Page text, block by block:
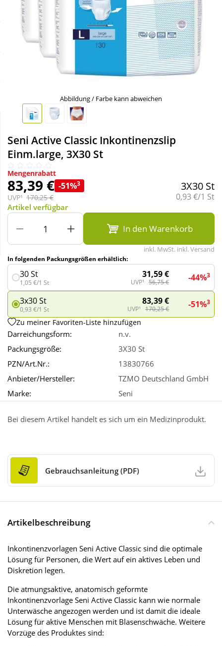
Sale
Schnäppchen
Täglich gut versorgt
Körperpflege & Kosmetik
Liebe & Erotik
Mutter & Kind
Nahrungsergänzung
Sanitätshaus
Sport & Fitness
Wellness
Abbildung / Farbe kann abweichen
Seni Active Classic Inkontinenzslip
Einm.large, 3X30 St
Mengenrabatt
83,39 € -51%3
UVP¹ 170,25 €
3X30 St
Grundpreis:
0,93 €/1 St
Artikel verfügbar
In den Warenkorb
inkl. MwSt. inkl. Versand
In folgenden Packungsgrößen erhältlich:
30 St
1,05 €/1 St
31,59 €
UVP¹ 56,75 € -44%3
3x30 St
0,93 €/1 St
83,39 €
UVP¹ 170,25 € -51%3
Zu meiner Favoriten-Liste hinzufügen
Darreichungsform:
n.v.
Packungsgröße:
3X30 St
PZN/Art.Nr.:
13830766
Anbieter/Hersteller:
TZMO Deutschland GmbH
Marke:
Seni
Bei diesem Artikel handelt es sich um ein Medizinprodukt.
Gebrauchsanleitung (PDF)
Artikelbeschreibung
Inkontinenzvorlagen Seni Active Classic sind die optimale
Lösung für Personen, die Wert auf ein aktives Leben und
Diskretion legen.
Die atmungsaktive, anatomisch geformte
Inkontinenzvorlage Seni Active Classic kann wie normale
Unterwäsche angezogen werden und ist damit die ideale
Lösung für aktive Menschen mit Blasenschwäche. Weitere
Vorzüge des Produktes sind: